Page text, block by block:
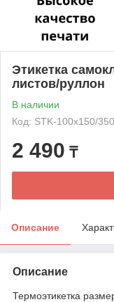
Этикетка
листов/руллон
В наличии
Код: STK-100x150/350
2 490 ₸
Описание
Описание
Термоэтикетка